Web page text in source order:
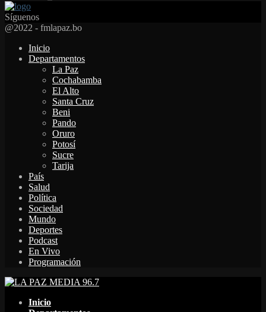
Síguenos
Facebook
Twitter
Instagram
Youtube
Email
Twitch
Whatsapp
@2022 - fmlapaz.bo
Inicio
Departamentos
La Paz
Cochabamba
El Alto
Santa Cruz
Beni
Pando
Oruro
Potosí
Sucre
Tarija
País
Salud
Política
Sociedad
Mundo
Deportes
Podcast
En Vivo
Programación
Inicio